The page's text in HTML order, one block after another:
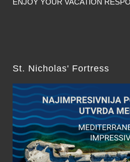
ENJOY YOUR VACATION
St. Nicholas' Fortress